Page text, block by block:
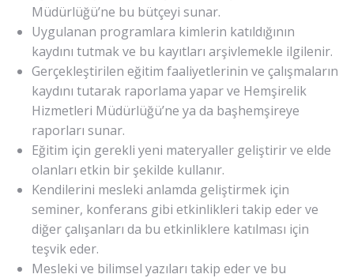
Müdürlüğü’ne bu bütçeyi sunar.
Uygulanan programlara kimlerin katıldığının
kaydını tutmak ve bu kayıtları arşivlemekle ilgilenir.
Gerçekleştirilen eğitim faaliyetlerinin ve çalışmaların
kaydını tutarak raporlama yapar ve Hemşirelik
Hizmetleri Müdürlüğü’ne ya da başhemşireye
raporları sunar.
Eğitim için gerekli yeni materyaller geliştirir ve elde
olanları etkin bir şekilde kullanır.
Kendilerini mesleki anlamda geliştirmek için
seminer, konferans gibi etkinlikleri takip eder ve
diğer çalışanları da bu etkinliklere katılması için
teşvik eder.
Mesleki ve bilimsel yazıları takip eder ve bu